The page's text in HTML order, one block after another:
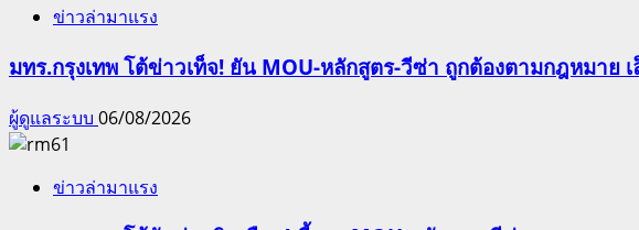
ข่าวล่ามาแรง
มทร.กรุงเทพ โต้ข่าวเท็จ! ยัน MOU-หลักสูตร-วีซ่า ถูกต้องตามกฎหมาย
ผู้ดูแลระบบ 06/08/2026
ข่าวล่ามาแรง